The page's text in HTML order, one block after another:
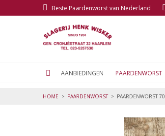
Beste Paardenworst van Nederland
AANBIEDINGEN PAARDENWORST
HOME > PAARDENWORST> PAARDENWORST